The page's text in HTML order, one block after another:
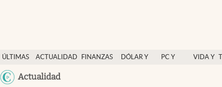
ÚLTIMAS
NOTICIAS
ACTUALIDAD
FINANZAS
DÓLAR Y
PC Y
VIDA Y
Actualidad
Actualidad
Finanzas y economía